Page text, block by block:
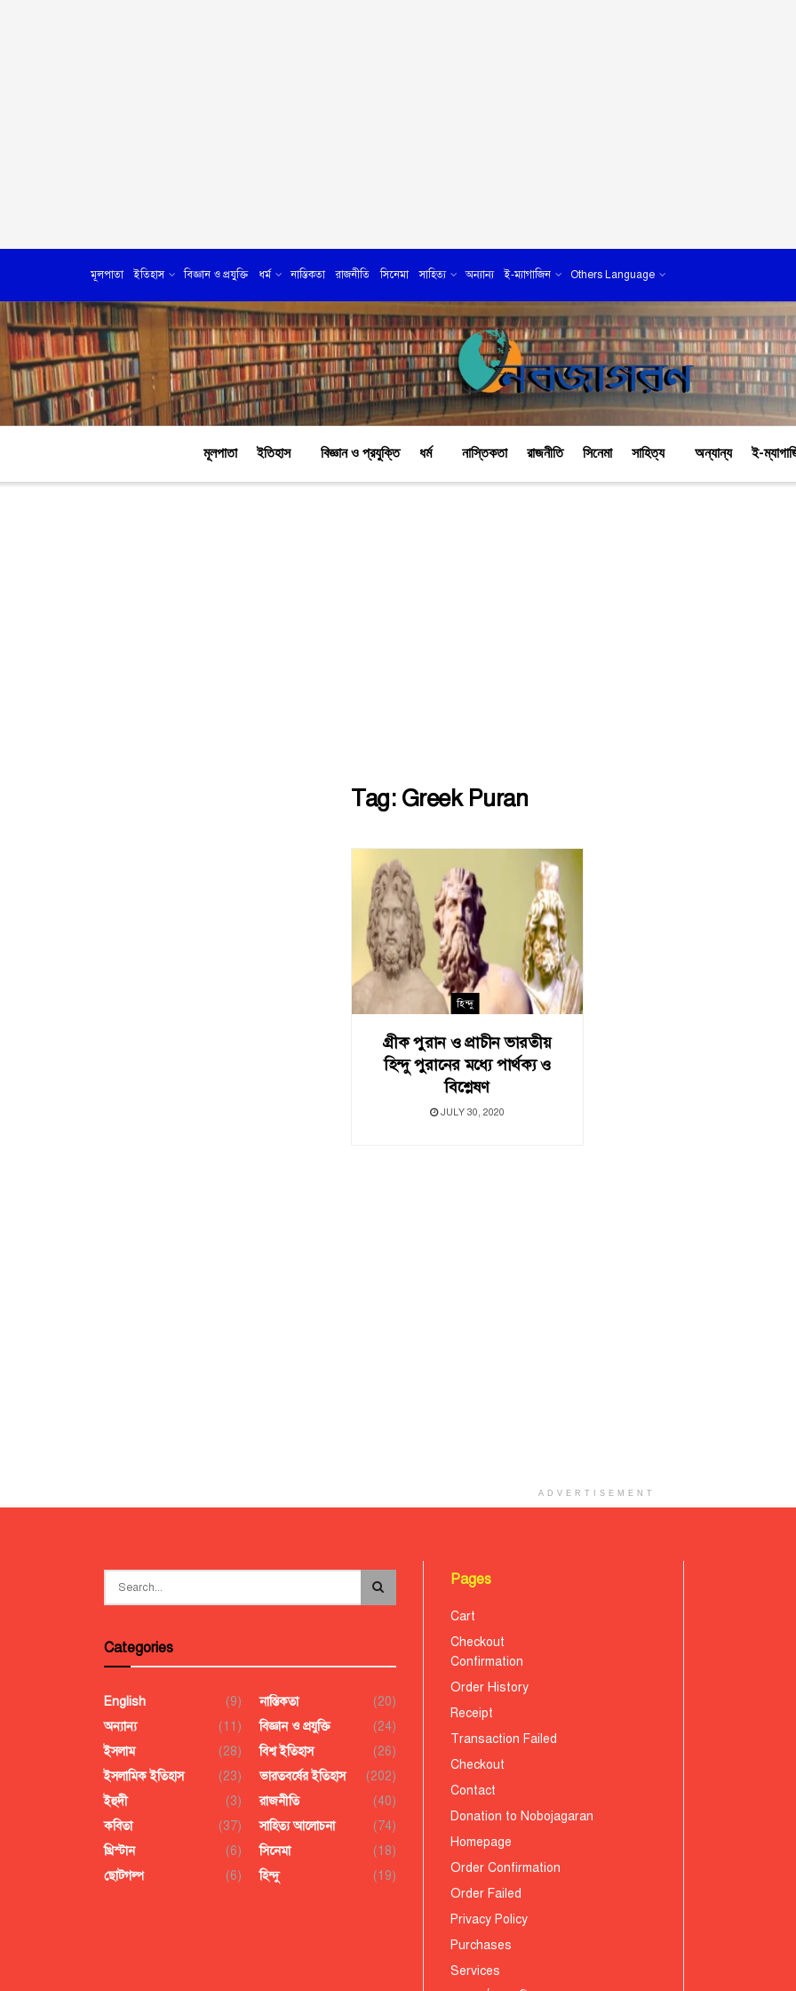
মূলপাতা ইতিহাস বিজ্ঞান ও প্রযুক্তি ধর্ম নাস্তিকতা রাজনীতি সিনেমা সাহিত্য অন্যান্য ই-ম্যাগাজিন Others Language
মূলপাতা ইতিহাস বিজ্ঞান ও প্রযুক্তি ধর্ম নাস্তিকতা রাজনীতি সিনেমা সাহিত্য অন্যান্য ই-
Tag: Greek Puran
হিন্দু
গ্রীক পুরান ও প্রাচীন ভারতীয়
হিন্দু পুরানের মধ্যে পার্থক্য ও
বিশ্লেষণ
JULY 30, 2020
ADVERTISEMENT
Categories
English
(9)
অন্যান্য
(11)
ইসলাম
(28)
ইসলামিক ইতিহাস
(23)
ইহুদী
(3)
কবিতা
(37)
খ্রিস্টান
(6)
ছোটগল্প
(6)
নাস্তিকতা
(20)
বিজ্ঞান ও প্রযুক্তি
(24)
বিশ্ব ইতিহাস
(26)
ভারতবর্ষের ইতিহাস
(202)
রাজনীতি
(40)
সাহিত্য আলোচনা
(74)
সিনেমা
(18)
হিন্দু
(19)
Pages
Cart
Checkout
Confirmation
Order History
Receipt
Transaction Failed
Checkout
Contact
Donation to Nobojagaran
Homepage
Order Confirmation
Order Failed
Privacy Policy
Purchases
Services